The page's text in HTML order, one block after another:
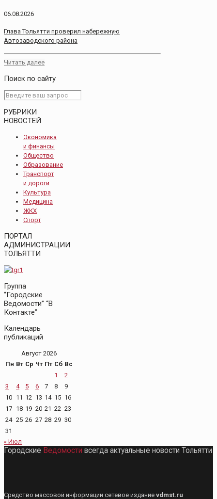
06.08.2026
Глава Тольятти проверил набережную
Автозаводского района
Читать далее
Поиск по сайту
РУБРИКИ
НОВОСТЕЙ
Экономика
и финансы
Общество
Образование
Транспорт
и дороги
Культура
Медицина
ЖКХ
Спорт
ПОРТАЛ
АДМИНИСТРАЦИИ
ТОЛЬЯТТИ
Группа
“Городские
Ведомости” “В
Контакте”
Календарь
публикаций
Август 2026
Пн Вт Ср Чт Пт Сб Вс
1
2
3
4 5 6 7 8
9
10 11 12 13 14 15 16
17 18 19 20 21 22 23
24 25 26 27 28 29 30
31
« Июл
Городские Ведомости всегда актуальные новости Тольятти
Средство массовой информации сетевое издание vdmst.ru